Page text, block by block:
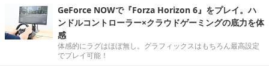
GeForce NOWで『Forza Horizon 6』をプレイ。ハ
ンドルコントローラー×クラウドゲーミングの底力を体
感
体感的にラグはほぼ無し。グラフィックスはもちろん最高設定
でプレイ可能！